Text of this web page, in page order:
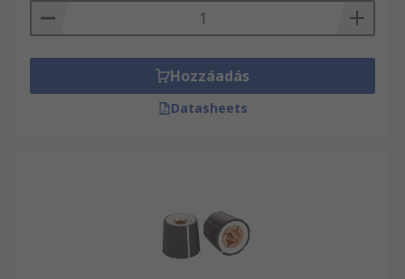
Hozzáadás
Datasheets